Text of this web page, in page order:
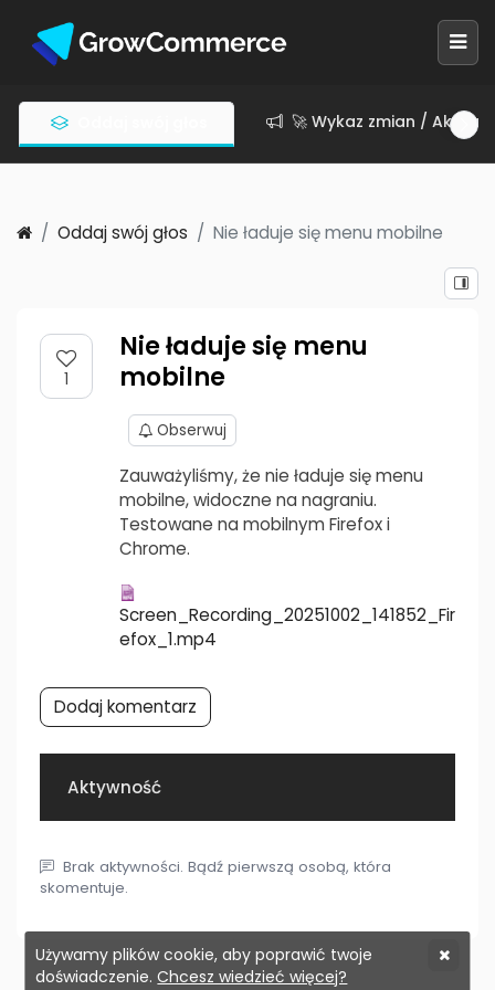
🚀 Wykaz zmian /
Oddaj swój głos Nie ładuje się menu mobilne
1
Nie ładuje się menu
mobilne
Obserwuj
Zauważyliśmy, że nie ładuje się menu
mobilne, widoczne na nagraniu.
Testowane na mobilnym Firefox i
Chrome.
Screen_Recording_20251002_141852_Fir
efox_1.mp4
Dodaj komentarz
Aktywność
Brak aktywności. Bądź pierwszą osobą, która
skomentuje.
Używamy plików cookie, aby poprawić twoje
doświadczenie.Chcesz wiedzieć więcej?